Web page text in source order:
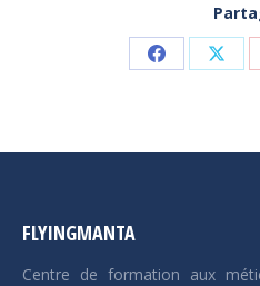
Partager
FLYINGMANTA
Centre de formation aux